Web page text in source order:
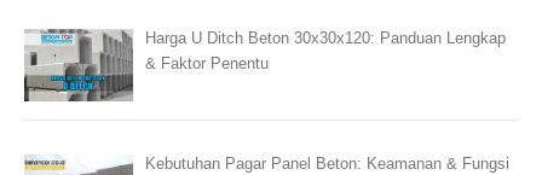
Harga U Ditch Beton 30x30x120: Panduan Lengkap
& Faktor Penentu
Kebutuhan Pagar Panel Beton: Keamanan & Fungsi